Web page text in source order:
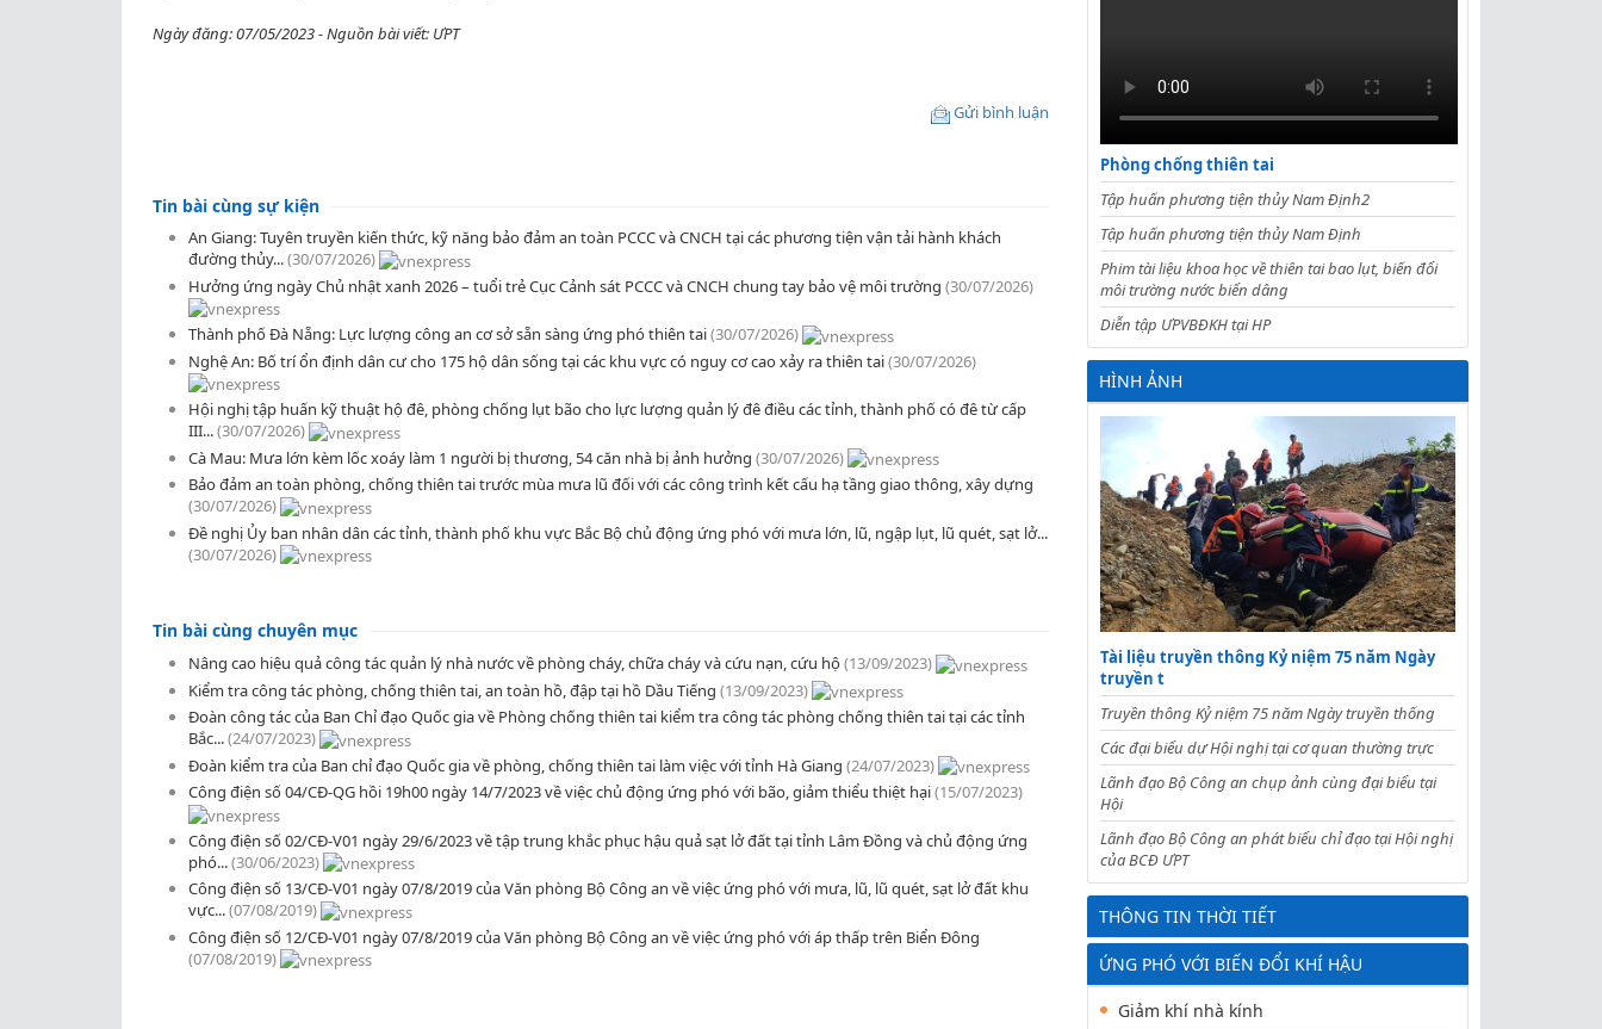
Ngày đăng: 07/05/2023 - Nguồn bài viết: ƯPT
Gửi bình luận
Tin bài cùng sự kiện
An Giang: Tuyên truyền kiến thức, kỹ năng bảo đảm an toàn PCCC và CNCH tại các phương tiện vận tải hành khách
đường thủy...(30/07/2026)
Hưởng ứng ngày Chủ nhật xanh 2026 – tuổi trẻ Cục Cảnh sát PCCC và CNCH chung tay bảo vệ môi trường (30/07/2026)
Thành phố Đà Nẵng: Lực lượng công an cơ sở sẵn sàng ứng phó thiên tai(30/07/2026)
Nghệ An: Bố trí ổn định dân cư cho 175 hộ dân sống tại các khu vực có nguy cơ cao xảy ra thiên tai(30/07/2026)
Hội nghị tập huấn kỹ thuật hộ đê, phòng chống lụt bão cho lực lượng quản lý đê điều các tỉnh, thành phố có đê từ cấp
III...(30/07/2026)
Cà Mau: Mưa lớn kèm lốc xoáy làm 1 người bị thương, 54 căn nhà bị ảnh hưởng (30/07/2026)
Bảo đảm an toàn phòng, chống thiên tai trước mùa mưa lũ đối với các công trình kết cấu hạ tầng giao thông, xây dựng
(30/07/2026)
Đề nghị Ủy ban nhân dân các tỉnh, thành phố khu vực Bắc Bộ chủ động ứng phó với mưa lớn, lũ, ngập lụt, lũ quét, sạt lở...
(30/07/2026)
Tin bài cùng chuyên mục
Nâng cao hiệu quả công tác quản lý nhà nước về phòng cháy, chữa cháy và cứu nạn, cứu hộ(13/09/2023)
Kiểm tra công tác phòng, chống thiên tai, an toàn hồ, đập tại hồ Dầu Tiếng (13/09/2023)
Đoàn công tác của Ban Chỉ đạo Quốc gia về Phòng chống thiên tai kiểm tra công tác phòng chống thiên tai tại các tỉnh
Bắc...(24/07/2023)
Đoàn kiểm tra của Ban chỉ đạo Quốc gia về phòng, chống thiên tai làm việc với tỉnh Hà Giang (24/07/2023)
Công điện số 04/CĐ-QG hồi 19h00 ngày 14/7/2023 về việc chủ động ứng phó với bão, giảm thiểu thiệt hại(15/07/2023)
Công điện số 02/CĐ-V01 ngày 29/6/2023 về tập trung khắc phục hậu quả sạt lở đất tại tỉnh Lâm Đồng và chủ động ứng
phó...(30/06/2023)
Công điện số 13/CĐ-V01 ngày 07/8/2019 của Văn phòng Bộ Công an về việc ứng phó với mưa, lũ, lũ quét, sạt lở đất khu
vực...(07/08/2019)
Công điện số 12/CĐ-V01 ngày 07/8/2019 của Văn phòng Bộ Công an về việc ứng phó với áp thấp trên Biển Đông
(07/08/2019)
Phòng chống thiên tai
Tập huấn phương tiện thủy Nam Định2
Tập huấn phương tiện thủy Nam Định
Phim tài liệu khoa học về thiên tai bao lụt, biến đổi
môi trường nước biển dâng
Diễn tập ƯPVBĐKH tại HP
HÌNH ẢNH
Tài liệu truyền thông Kỷ niệm 75 năm Ngày
truyền t
Truyền thông Kỷ niệm 75 năm Ngày truyền thống
Các đại biểu dự Hội nghị tại cơ quan thường trực
Lãnh đạo Bộ Công an chụp ảnh cùng đại biểu tại
Hội
Lãnh đạo Bộ Công an phát biểu chỉ đạo tại Hội nghị
của BCĐ ƯPT
THÔNG TIN THỜI TIẾT
ỨNG PHÓ VỚI BIẾN ĐỔI KHÍ HẬU
Giảm khí nhà kính